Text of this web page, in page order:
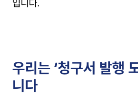
입니다.
우리는 ‘청구서 발행
니다